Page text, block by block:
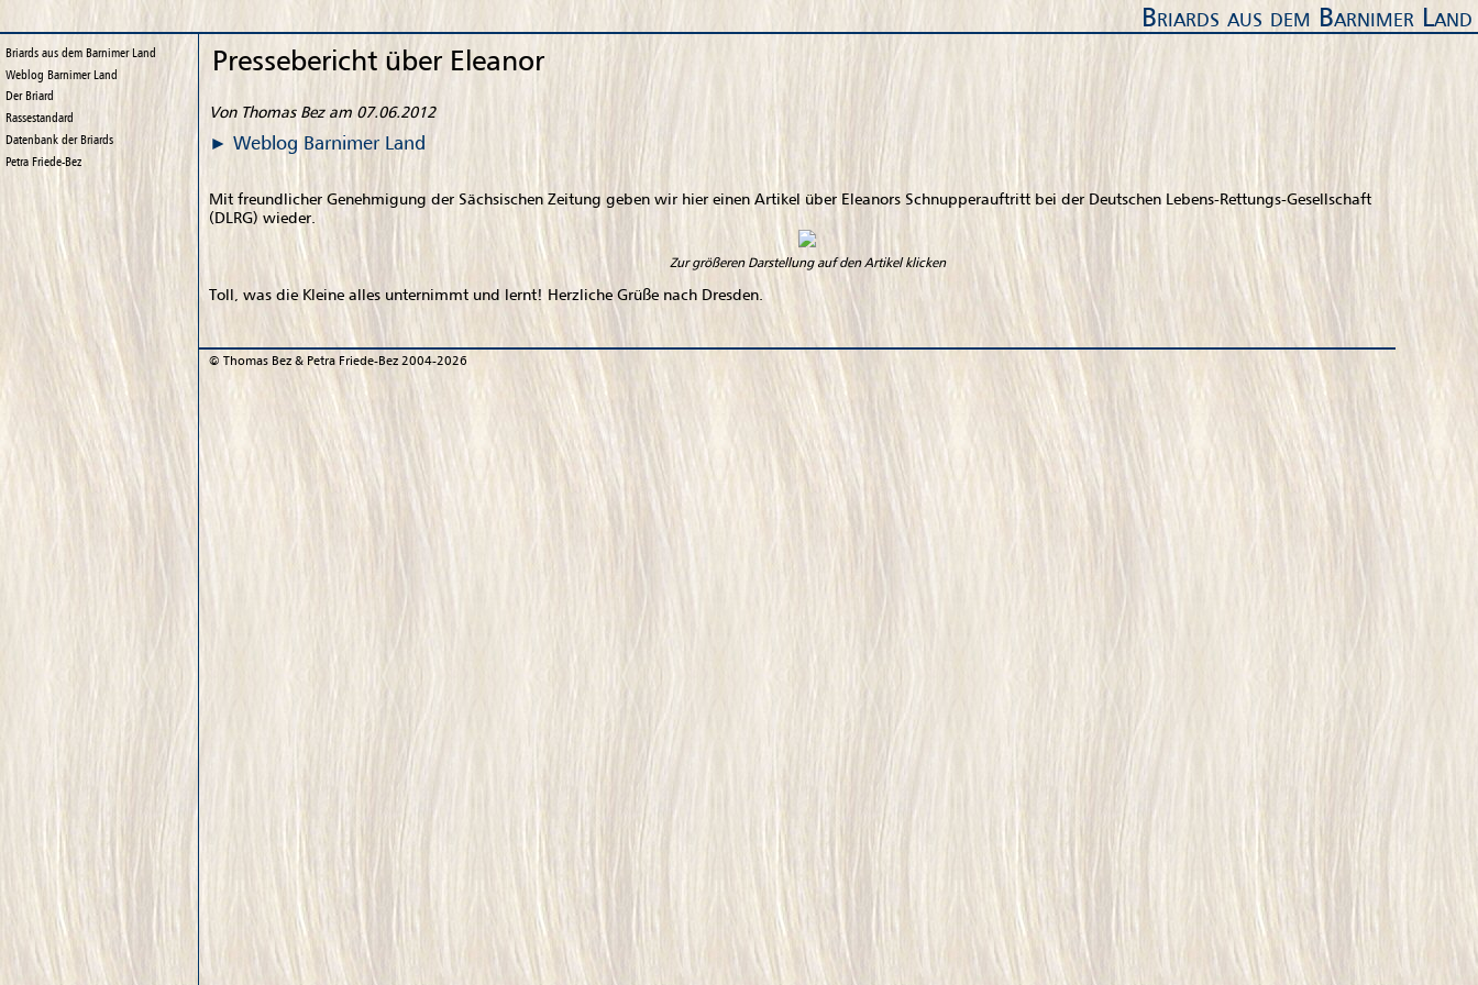
Briards aus dem Barnimer Land
Weblog Barnimer Land
Der Briard
Rassestandard
Datenbank der Briards
Petra Friede-Bez
Briards aus dem Barnimer Land
Pressebericht über Eleanor
Von Thomas Bez am 07.06.2012
Weblog Barnimer Land
Mit freundlicher Genehmigung der Sächsischen Zeitung geben wir hier einen Artikel über Eleanors Schnupperauftritt bei der Deutschen Lebens-Rettungs-Gesellschaft
(DLRG) wieder.
Zur größeren Darstellung auf den Artikel klicken
Toll, was die Kleine alles unternimmt und lernt! Herzliche Grüße nach Dresden.
© Thomas Bez & Petra Friede-Bez 2004-2026